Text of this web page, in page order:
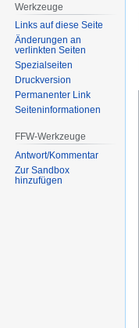
Werkzeuge
Links auf diese Seite
Änderungen an
verlinkten Seiten
Spezialseiten
Druckversion
Permanenter Link
Seiten­informationen
FFW-Werkzeuge
Antwort/Kommentar
Zur Sandbox
hinzufügen